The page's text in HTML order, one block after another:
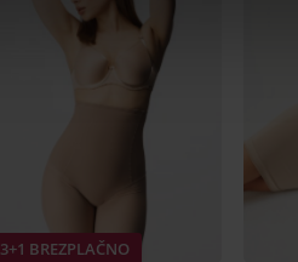
3+1 BREZPLAČNO